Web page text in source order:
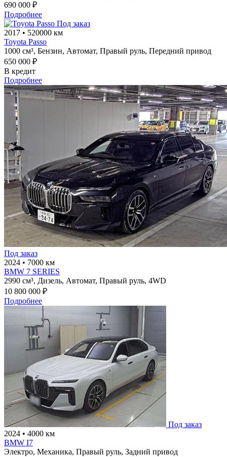
690 000 ₽
Подробнее
Под заказ
2017 • 520000 км
Toyota Passo
1000 см³, Бензин, Автомат, Правый руль, Передний привод
650 000 ₽
В кредит
Подробнее
Под заказ
2024 • 7000 км
BMW 7 SERIES
2990 см³, Дизель, Автомат, Правый руль, 4WD
10 800 000 ₽
Подробнее
Под заказ
2024 • 4000 км
BMW I7
Электро, Механика, Правый руль, Задний привод